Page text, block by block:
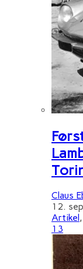
Claus
12.
Artikel ,
13